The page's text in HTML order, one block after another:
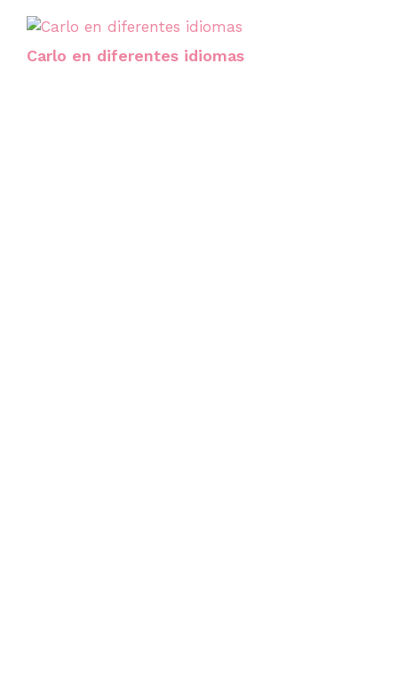
Carlo en diferentes idiomas